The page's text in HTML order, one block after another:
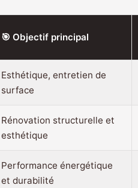
🎯 Objectif principal
Esthétique, entretien de
surface
Rénovation structurelle et
esthétique
Performance énergétique
et durabilité